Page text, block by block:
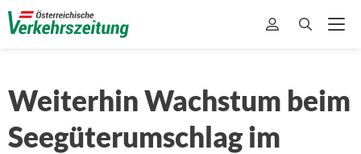
Weiterhin Wachstum beim
Seegüterumschlag im